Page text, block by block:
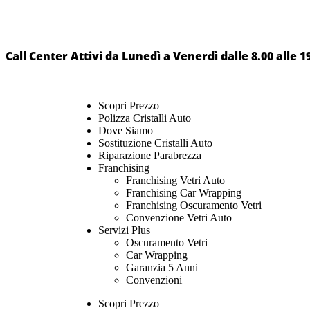
Call Center Attivi da Lunedì a Venerdì dalle 8.00 alle
Scopri Prezzo
Polizza Cristalli Auto
Dove Siamo
Sostituzione Cristalli Auto
Riparazione Parabrezza
Franchising
Franchising Vetri Auto
Franchising Car Wrapping
Franchising Oscuramento Vetri
Convenzione Vetri Auto
Servizi Plus
Oscuramento Vetri
Car Wrapping
Garanzia 5 Anni
Convenzioni
Scopri Prezzo